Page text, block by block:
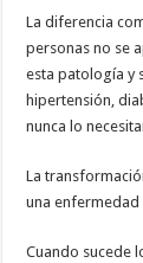
La diferencia
personas no se
esta patología y
hipertensión,
nunca lo
La
una
Cuando sucede